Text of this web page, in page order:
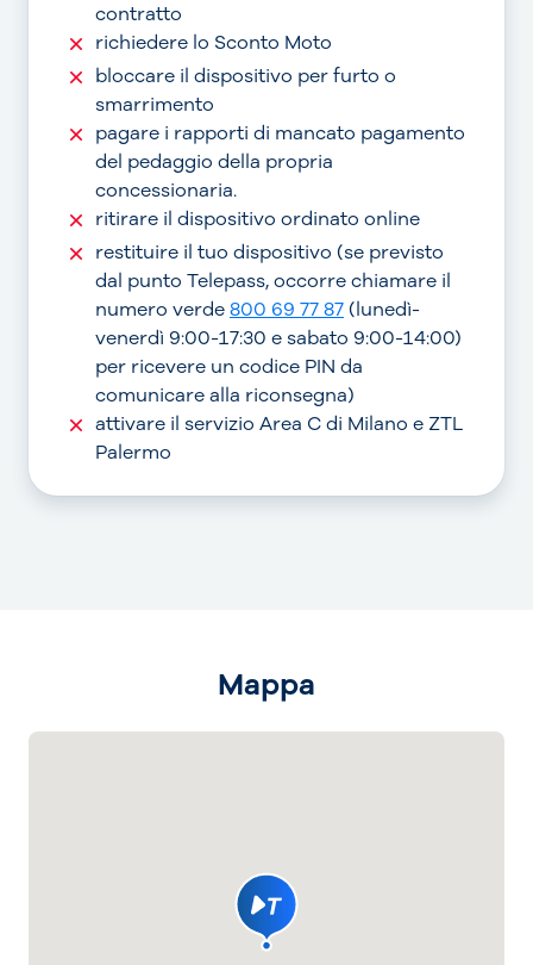
contratto
richiedere lo Sconto Moto
bloccare il dispositivo per furto o
smarrimento
pagare i rapporti di mancato pagamento
del pedaggio della propria
concessionaria.
ritirare il dispositivo ordinato online
restituire il tuo dispositivo (se previsto
dal punto Telepass, occorre chiamare il
numero verde800 69 77 87(lunedì-
venerdì 9:00-17:30 e sabato 9:00-14:00)
per ricevere un codice PIN da
comunicare alla riconsegna)
attivare il servizio Area C di Milano e ZTL
Palermo
Mappa